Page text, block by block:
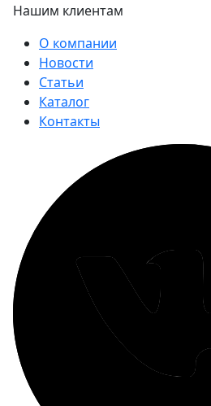
Нашим клиентам
О компании
Новости
Статьи
Каталог
Контакты